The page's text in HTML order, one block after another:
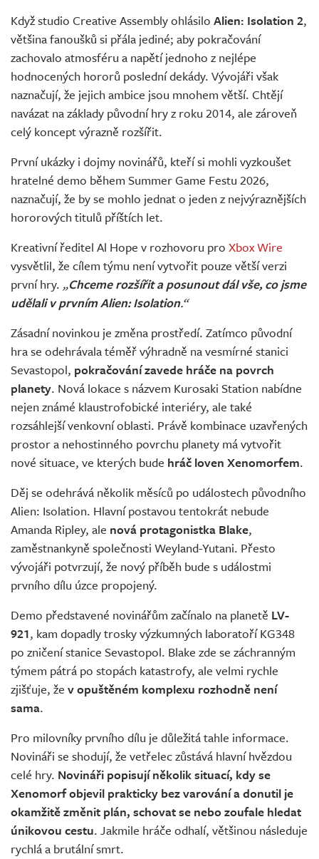
Živě
Když studio Creative Assembly ohlásilo Alien: Isolation 2,
většina fanoušků si přála jediné; aby pokračování
zachovalo atmosféru a napětí jednoho z nejlépe
hodnocených hororů poslední dekády. Vývojáři však
naznačují, že jejich ambice jsou mnohem větší. Chtějí
navázat na základy původní hry z roku 2014, ale zároveň
celý koncept výrazně rozšířit.
První ukázky i dojmy novinářů, kteří si mohli vyzkoušet
hratelné demo během Summer Game Festu 2026,
naznačují, že by se mohlo jednat o jeden z nejvýraznějších
hororových titulů příštích let.
Kreativní ředitel Al Hope v rozhovoru pro Xbox Wire
vysvětlil, že cílem týmu není vytvořit pouze větší verzi
první hry. „Chceme rozšířit a posunout dál vše, co jsme
udělali v prvním Alien: Isolation.“
Zásadní novinkou je změna prostředí. Zatímco původní
hra se odehrávala téměř výhradně na vesmírné stanici
Sevastopol, pokračování zavede hráče na povrch
planety. Nová lokace s názvem Kurosaki Station nabídne
nejen známé klaustrofobické interiéry, ale také
rozsáhlejší venkovní oblasti. Právě kombinace uzavřených
prostor a nehostinného povrchu planety má vytvořit
nové situace, ve kterých bude hráč loven Xenomorfem.
Děj se odehrává několik měsíců po událostech původního
Alien: Isolation. Hlavní postavou tentokrát nebude
Amanda Ripley, ale nová protagonistka Blake,
zaměstnankyně společnosti Weyland-Yutani. Přesto
vývojáři potvrzují, že nový příběh bude s událostmi
prvního dílu úzce propojený.
Demo představené novinářům začínalo na planetě LV-
921, kam dopadly trosky výzkumných laboratoří KG348
po zničení stanice Sevastopol. Blake zde se záchranným
týmem pátrá po stopách katastrofy, ale velmi rychle
zjišťuje, že v opuštěném komplexu rozhodně není
sama.
Pro milovníky prvního dílu je důležitá tahle informace.
Novináři se shodují, že vetřelec zůstává hlavní hvězdou
celé hry. Novináři popisují několik situací, kdy se
Xenomorf objevil prakticky bez varování a donutil je
okamžitě změnit plán, schovat se nebo zoufale hledat
únikovou cestu. Jakmile hráče odhalí, většinou následuje
rychlá a brutální smrt.